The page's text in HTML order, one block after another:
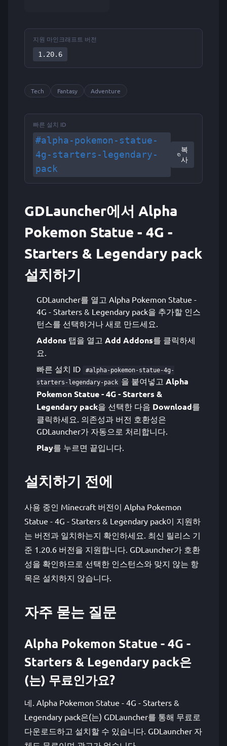
지원 마인크래프트 버전
1.20.6
Tech Fantasy Adventure
빠른 설치 ID
#alpha-pokemon-statue-
4g-starters-legendary-
pack
복
사
GDLauncher에서 Alpha
Pokemon Statue - 4G -
Starters & Legendary pack
설치하기
GDLauncher를 열고 Alpha Pokemon Statue -
4G - Starters & Legendary pack을 추가할 인스
턴스를 선택하거나 새로 만드세요.
Addons 탭을 열고 Add Addons를 클릭하세
요.
빠른 설치 ID
#alpha-pokemon-statue-4g-
starters-legendary-pack 을 붙여넣고 Alpha
Pokemon Statue - 4G - Starters &
Legendary pack을 선택한 다음 Download를
클릭하세요. 의존성과 버전 호환성은
GDLauncher가 자동으로 처리합니다.
Play를 누르면 끝입니다.
설치하기 전에
사용 중인 Minecraft 버전이 Alpha Pokemon
Statue - 4G - Starters & Legendary pack이 지원하
는 버전과 일치하는지 확인하세요. 최신 릴리스 기
준 1.20.6 버전을 지원합니다. GDLauncher가 호환
성을 확인하므로 선택한 인스턴스와 맞지 않는 항
목은 설치하지 않습니다.
자주 묻는 질문
Alpha Pokemon Statue - 4G -
Starters & Legendary pack은
(는) 무료인가요?
네. Alpha Pokemon Statue - 4G - Starters &
Legendary pack은(는) GDLauncher를 통해 무료로
다운로드하고 설치할 수 있습니다. GDLauncher 자